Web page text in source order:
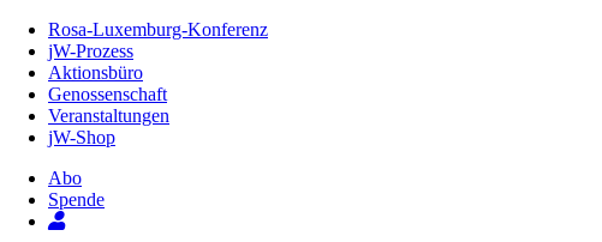
Inhalt
Seite
Rosa-Luxemburg-Konferenz
jW-Prozess
Aktionsbüro
Genossenschaft
Veranstaltungen
jW-Shop
Abo
Spende